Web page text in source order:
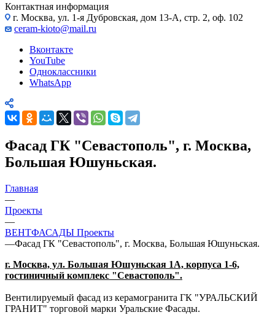
Контактная информация
г. Москва, ул. 1-я Дубровская, дом 13-А, стр. 2, оф. 102
ceram-kioto@mail.ru
Вконтакте
YouTube
Одноклассники
WhatsApp
Фасад ГК "Севастополь", г. Москва,
Большая Юшуньская.
Главная
—
Проекты
—
ВЕНТФАСАДЫ Проекты
—Фасад ГК "Севастополь", г. Москва, Большая Юшуньская.
г. Москва, ул. Большая Юшуньская 1А, корпуса 1-6,
гостиничный комплекс "Севастополь".
Вентилируемый фасад из керамогранита ГК "УРАЛЬСКИЙ
ГРАНИТ" торговой марки Уральские Фасады.